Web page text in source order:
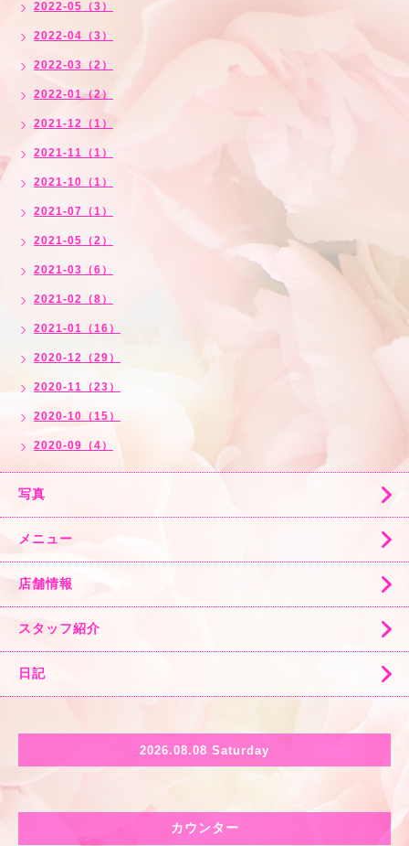
2022-05（3）
2022-04（3）
2022-03（2）
2022-01（2）
2021-12（1）
2021-11（1）
2021-10（1）
2021-07（1）
2021-05（2）
2021-03（6）
2021-02（8）
2021-01（16）
2020-12（29）
2020-11（23）
2020-10（15）
2020-09（4）
写真
メニュー
店舗情報
スタッフ紹介
日記
2026.08.08 Saturday
カウンター